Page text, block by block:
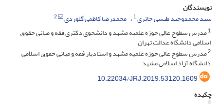
نویسندگان
سید محمدوحید طبسی حائری1 محمدرضا کاظمی گلوردی
2
1مدرس سطوح عالی حوزه علمیه مشهد و دانشجوی دکتری فقه و مبانی حقوق
اسلامی دانشگاه عدالت تهران
2مدرس سطوح عالی حوزه علمیه مشهد و استادیار فقه و مبانی حقوق اسلامی
دانشگاه آزاد اسلامی مشهد
10.22034/JRJ.2019.53120.1609
چکیده